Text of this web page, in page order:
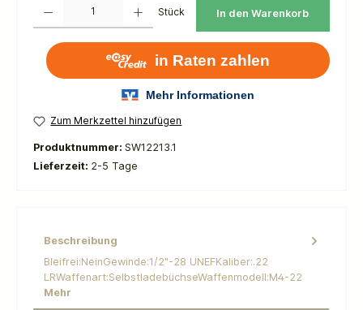
Stück In den Warenkorb
Zum Merkzettel hinzufügen
Produktnummer: SW12213.1
Lieferzeit: 2-5 Tage
Beschreibung
Bleifrei:NeinGewinde:1/2"-28 UNEFKaliber:.22
LRWaffenart:SelbstladebüchseWaffenmodell:M4-22
Mehr